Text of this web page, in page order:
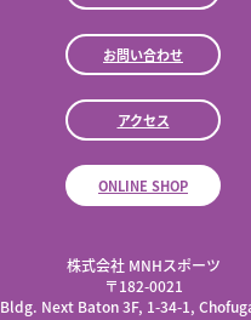
お問い合わせ
アクセス
ONLINE SHOP
株式会社 MNHスポーツ
​〒182-0021
Bldg. Next Baton 3F, 1-34-1,